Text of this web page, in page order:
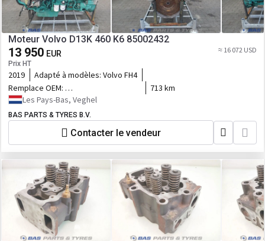
Moteur Volvo D13K 460 K6 85002432
13 950 EUR
Prix HT
≈ 16 072 USD
2019 Adapté à modèles: Volvo FH4
Remplace OEM:
713 km
Les Pays-Bas, Veghel
BAS PARTS & TYRES B.V.
Contacter le vendeur